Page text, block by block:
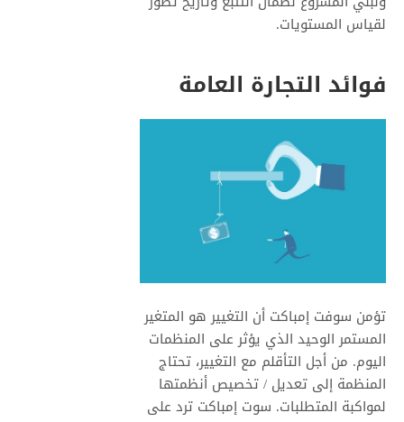
لقياس المستويات.
فوائد التجارة العامة
تؤمن سوفت إمباكت أن التغيير هو المتغير
المستمر الوحيد الذي يؤثر على المنظمات
اليوم. من أجل التأقلم مع التغيير، تحتاج
المنظمة إلى تعديل / تخصيص أنظمتها
لمواكبة المتطلبات. سوت إمباكت ترد على